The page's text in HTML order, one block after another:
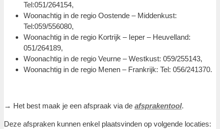
Tel:051/264154,
Woonachtig in de regio Oostende – Middenkust:
Tel:059/556080,
Woonachtig in de regio Kortrijk – Ieper – Heuvelland:
051/264189,
Woonachtig in de regio Veurne – Westkust: 059/255143,
Woonachtig in de regio Menen – Frankrijk: Tel: 056/241370.
→ Het best maak je een afspraak via de afsprakentool.
Deze afspraken kunnen enkel plaatsvinden op volgende locaties: